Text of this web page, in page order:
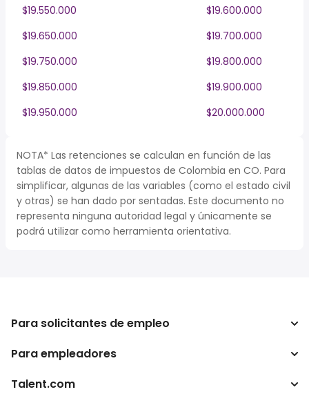
$19.550.000
$19.600.000
$19.650.000
$19.700.000
$19.750.000
$19.800.000
$19.850.000
$19.900.000
$19.950.000
$20.000.000
NOTA* Las retenciones se calculan en función de las
tablas de datos de impuestos de Colombia en CO. Para
simplificar, algunas de las variables (como el estado civil
y otras) se han dado por sentadas. Este documento no
representa ninguna autoridad legal y únicamente se
podrá utilizar como herramienta orientativa.
Para solicitantes de empleo
Buscador de trabajo
Para empleadores
Empresa
Talent.com